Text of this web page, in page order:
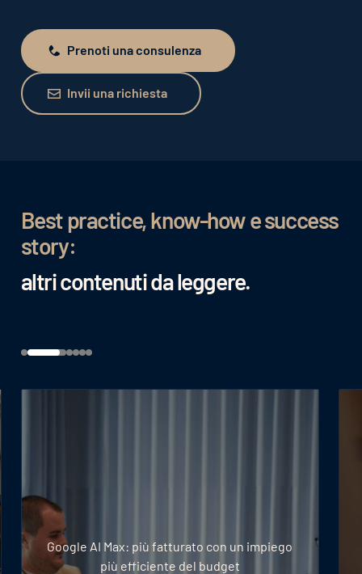
Prenoti una consulenza
Prenoti una consulenza
Invii una richiesta
Invii una richiesta
Best practice, know-how e success
story:
altri contenuti da leggere.
Google AI Max: più fatturato con un impiego
più efficiente del budget